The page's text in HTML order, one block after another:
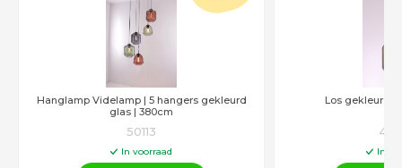
Hanglamp Videlamp | 5 hangers gekleurd
glas | 380cm
50113
In voorraad
Los gekleurd
In